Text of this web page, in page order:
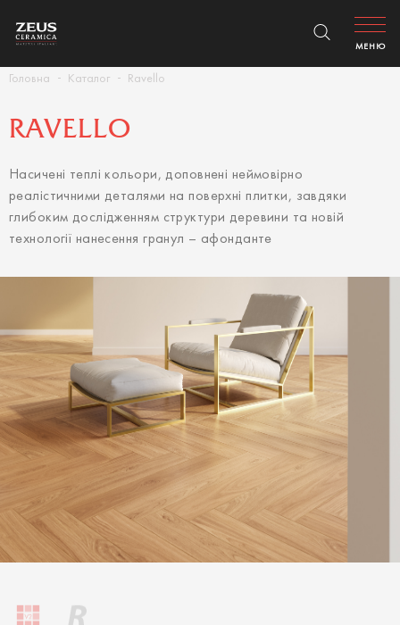
Головна Каталог Ravello
МЕНЮ
RAVELLO
Насичені теплі кольори, доповнені неймовірно
реалістичними деталями на поверхні плитки, завдяки
глибоким дослідженням структури деревини та новій
технології нанесення гранул – афонданте